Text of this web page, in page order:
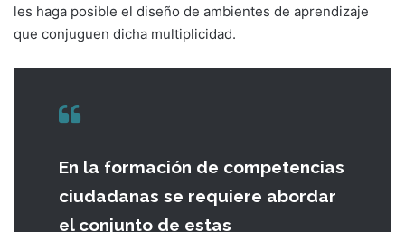
les haga posible el diseño de ambientes de aprendizaje
que conjuguen dicha multiplicidad.
En la formación de competencias
ciudadanas se requiere abordar
el conjunto de estas